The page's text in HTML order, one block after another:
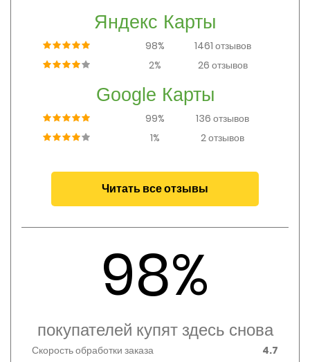
Яндекс Карты
98%
1461 отзывов
2%
26 отзывов
Google Карты
99%
136 отзывов
1%
2 отзывов
Читать все отзывы
98%
покупателей купят здесь снова
Скорость обработки заказа 4.7